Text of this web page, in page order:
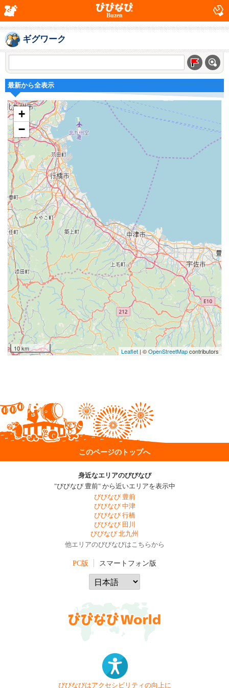
Buzen
ギグワーク
最新から全表示
+
−
10 km Leaflet| ©OpenStreetMapcontributors
このページのトップへ
身近なエリアのびびなび
"びびなび 豊前" から近いエリアを表示中
びびなび 豊前
びびなび 中津
びびなび 行橋
びびなび 田川
びびなび 北九州
他エリアのびびなびはこちらから
PC版 スマートフォン版
びびなびはアクセシビリティの向上に